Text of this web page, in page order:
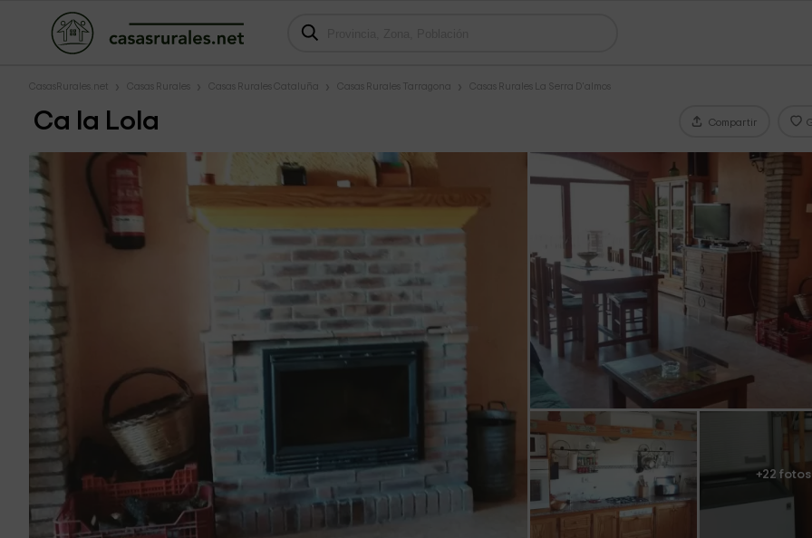
CasasRurales.net Casas Rurales Casas Rurales Cataluña Casas Rurales Tarragona Casas Rurales La Serra D'almos
Ca la Lola Compartir
+22 fotos